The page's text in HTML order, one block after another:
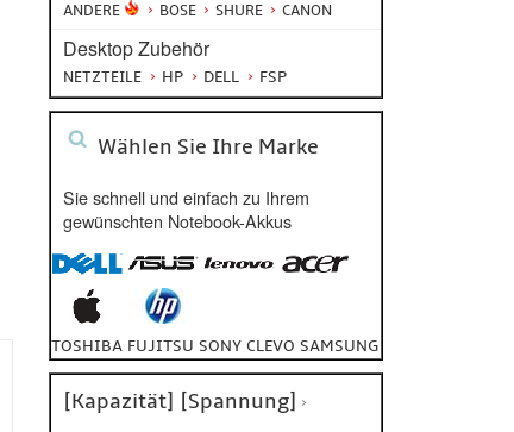
ANDERE BOSE SHURE CANON
Desktop Zubehör
NETZTEILE HP DELL FSP
Wählen Sie Ihre Marke
Sie schnell und einfach zu Ihrem
gewünschten Notebook-Akkus
TOSHIBA FUJITSU SONY CLEVO SAMSUNG
[Kapazität] [Spannung]